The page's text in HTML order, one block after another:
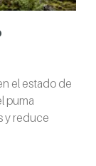
el estado de
puma
y reduce